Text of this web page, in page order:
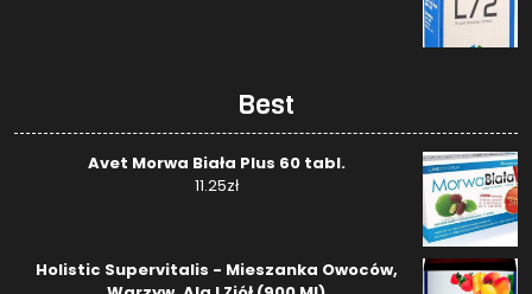
Best
Avet Morwa Biała Plus 60 tabl.
11.25zł
Holistic Supervitalis - Mieszanka Owoców,